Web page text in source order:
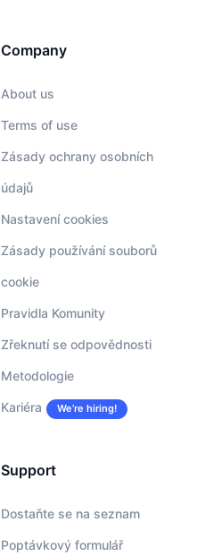
Company
About us
Terms of use
Zásady ochrany osobních
údajů
Nastavení cookies
Zásady používání souborů
cookie
Pravidla Komunity
Zřeknutí se odpovědnosti
Metodologie
Kariéra We’re hiring!
Support
Dostaňte se na seznam
Poptávkový formulář